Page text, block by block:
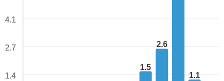
1.5
2.6
1.1
4.1
2.7
1.4